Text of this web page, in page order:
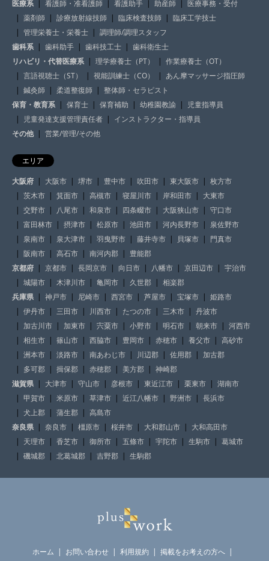
医療系
看護師・准看護師 看護助手 助産師
医療事務・受付
薬剤師
診療放射線技師 臨床検査技師
臨床工学技士
管理栄養士・栄養士
調理師/調理スタッフ
歯科系
歯科助手 歯科技工士
歯科衛生士
リハビリ・代替医療系
理学療養士（PT）
作業療養士（OT）
言語視聴士（ST）
視能訓練士（CO）
あん摩マッサージ指圧師
鍼灸師
柔道整復師
整体師・セラピスト
保育・教育系
保育士 保育補助 幼稚園教諭
児童指導員
児童発達支援管理責任者
インストラクター・指導員
その他
営業/管理/その他
エリア
大阪府
大阪市 堺市 豊中市 吹田市 東大阪市
枚方市
茨木市
箕面市 高槻市 寝屋川市 岸和田市
大東市
交野市
八尾市 和泉市 四条畷市 大阪狭山市
守口市
富田林市
摂津市 松原市 池田市 河内長野市
泉佐野市
泉南市
泉大津市 羽曳野市 藤井寺市 貝塚市
門真市
阪南市
高石市 南河内郡
豊能郡
京都府
京都市 長岡京市 向日市 八幡市 京田辺市
宇治市
城陽市
木津川市 亀岡市 久世郡
相楽郡
兵庫県
神戸市 尼崎市 西宮市 芦屋市 宝塚市
姫路市
伊丹市
三田市 川西市 たつの市 三木市
丹波市
加古川市
加東市 宍粟市 小野市 明石市 朝来市
河西市
相生市
篠山市 西脇市 豊岡市 赤穂市 養父市
高砂市
洲本市
淡路市 南あわじ市 川辺郡 佐用郡
加古郡
多可郡
揖保郡 赤穂郡 美方郡
神崎郡
滋賀県
大津市 守山市 彦根市 東近江市 栗東市
湖南市
甲賀市
米原市 草津市 近江八幡市 野洲市
長浜市
犬上郡
蒲生郡
高島市
奈良県
奈良市 橿原市 桜井市 大和郡山市
大和高田市
天理市
香芝市 御所市 五條市 宇陀市 生駒市
葛城市
磯城郡
北葛城郡 吉野郡 生駒郡
ホーム お問い合わせ 利用規約
掲載をお考えの方へ